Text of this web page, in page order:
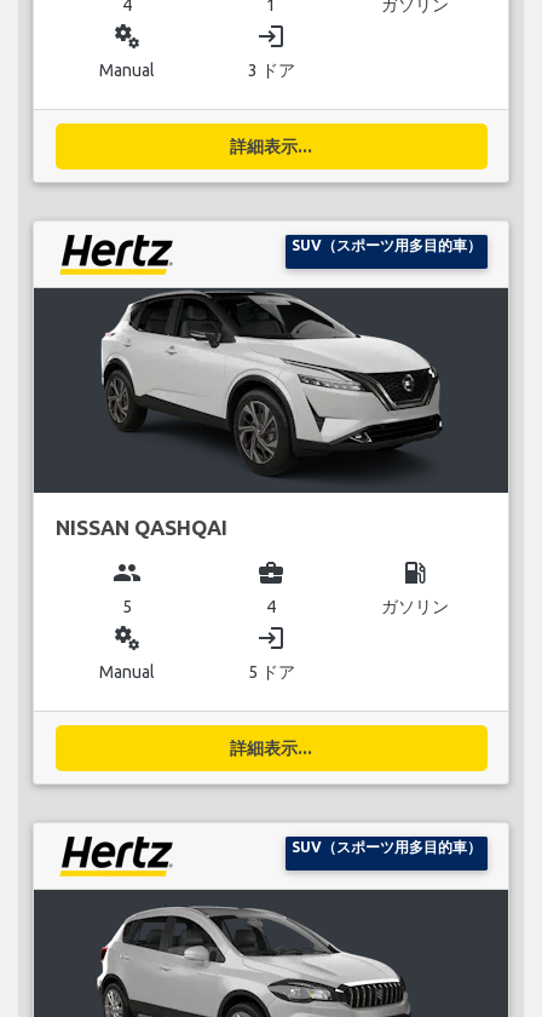
4 1 ガソリン
miscellaneous_services
Manual
login
3 ドア
詳細表示...
SUV（スポーツ用多目的車）
NISSAN QASHQAI
group
5
business_center
4
local_gas_station
ガソリン
miscellaneous_services
Manual
login
5 ドア
詳細表示...
SUV（スポーツ用多目的車）